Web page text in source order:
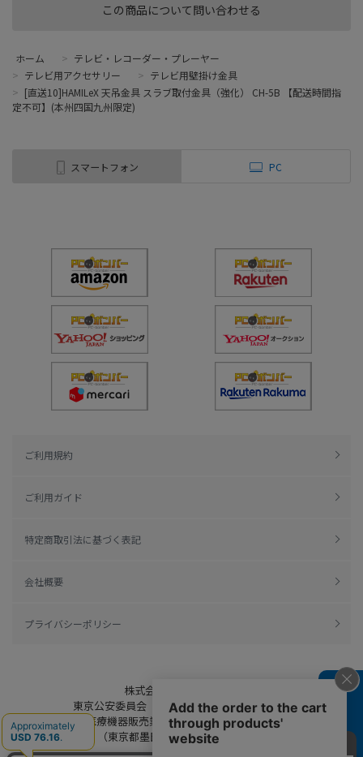
よくある質問
この商品について問い合わせる
ホーム > テレビ・レコーダー・プレーヤー
> テレビ用アクセサリー > テレビ用壁掛け金具
> [直送10]HAMILeX 天吊金具 スラブ取付金具（強化） CH-5B 【配送時間指
定不可】(本州四国九州限定)
スマートフォン PC
ご利用規約
ご利用ガイド
特定商取引法に基づく表記
会社概要
プライバシーポリシー
株式会社綿半ドットコム
東京公安委員会（許可済み） 306609804230号
管理医療機器販売業 届出日：平成27年11月19日
（東京都墨田区保健所生活衛生課）